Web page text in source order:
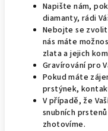
Napište nám,
diamanty, rádi
Nebojte se
nás máte
zlata a jejich
Gravírování pro
Pokud máte
prstýnek,
V případě, že
snubních
zhotovíme.